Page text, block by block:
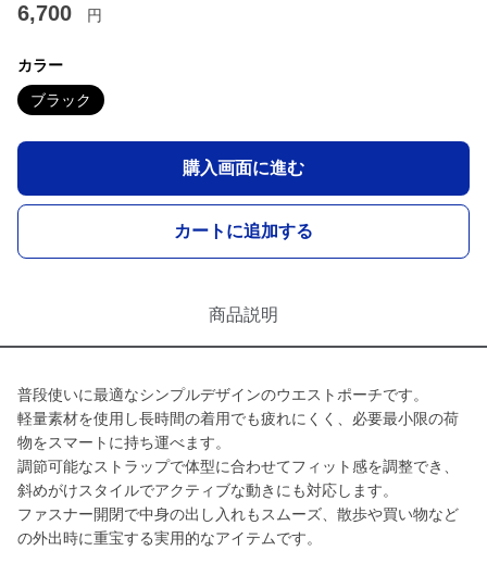
6,700 円
カラー
ブラック
購入画面に進む
カートに追加する
商品説明
普段使いに最適なシンプルデザインのウエストポーチです。
軽量素材を使用し長時間の着用でも疲れにくく、必要最小限の荷
物をスマートに持ち運べます。
調節可能なストラップで体型に合わせてフィット感を調整でき、
斜めがけスタイルでアクティブな動きにも対応します。
ファスナー開閉で中身の出し入れもスムーズ、散歩や買い物など
の外出時に重宝する実用的なアイテムです。